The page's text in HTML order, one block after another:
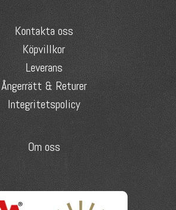
Kontakta oss
Köpvillkor
Leverans
Ångerrätt & Returer
Integritetspolicy
Om oss